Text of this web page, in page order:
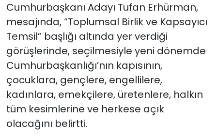
Cumhurbaşkanı Adayı Tufan Erhürman,
mesajında, “Toplumsal Birlik ve Kapsayıcı
Temsil” başlığı altında yer verdiği
görüşlerinde, seçilmesiyle yeni dönemde
Cumhurbaşkanlığı’nın kapısının,
çocuklara, gençlere, engellilere,
kadınlara, emekçilere, üretenlere, halkın
tüm kesimlerine ve herkese açık
olacağını belirtti.